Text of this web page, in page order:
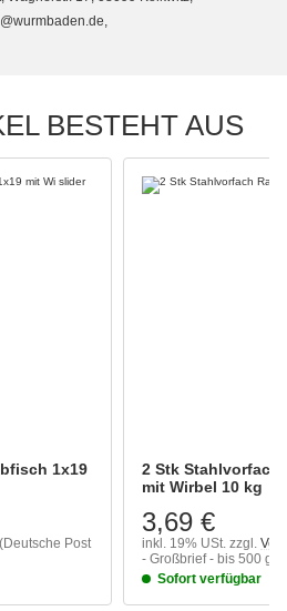
BESTEHT AUS
1x19
(Deutsche Post
2 Stk Stahlvorfach
mit Wirbel 10 kg
3,69 €
inkl. 19% USt. zzgl.
- Großbrief - bis 500 g)
Sofort verfügbar